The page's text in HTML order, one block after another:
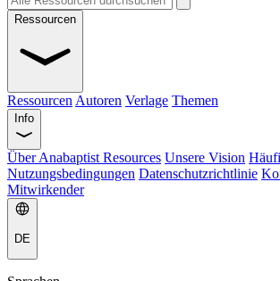
Ressourcen
Ressourcen Autoren Verlage Themen
Info
Über Anabaptist Resources Unsere Vision
Nutzungsbedingungen Datenschutzrichtlinie
Mitwirkender
DE